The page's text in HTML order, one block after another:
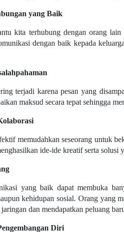
yang Baik
kita terhubung dengan orang
dengan baik kepada
terjadi karena pesan yang
maksud secara tepat sehingga
memudahkan seseorang untuk
ide-ide kreatif serta solusi
yang baik dapat membuka
kehidupan sosial. Orang yang
dan mendapatkan peluang
Diri